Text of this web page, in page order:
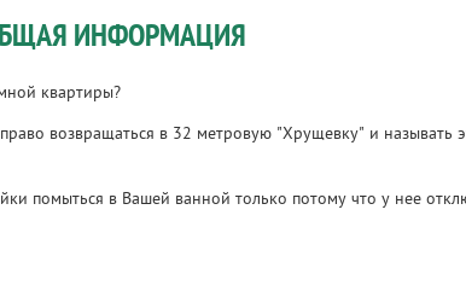
ИНФОРМАЦИЯ
квартиры?
возвращаться в 32 метровую "Хрущевку" и называть
помыться в Вашей ванной только потому что у нее